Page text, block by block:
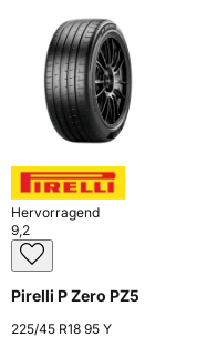
Hervorragend
9,2
Pirelli P Zero PZ5
225/45 R18 95 Y